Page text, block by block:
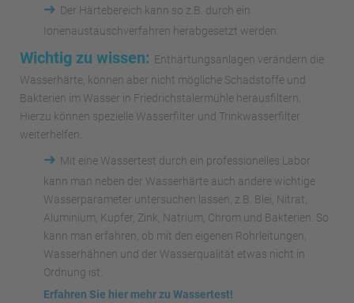
➜ Der Härtebereich kann so z.B. durch ein
Ionenaustauschverfahren herabgesetzt werden.
Wichtig zu wissen: Enthärtungsanlagen verändern die
Wasserhärte, können aber nicht mögliche Schadstoffe und
Bakterien im Wasser in Friedrichstalermühle herausfiltern.
Hierzu können spezielle Wasserfilter und Trinkwasserfilter
weiterhelfen.
➜ Mit eine Wassertest durch ein professionelles Labor
kann man neben der Wasserhärte auch andere wichtige
Wasserparameter untersuchen lassen, z.B. Blei, Nitrat,
Aluminium, Kupfer, Zink, Natrium, Chrom und Bakterien. So
kann man erfahren, ob mit den eigenen Rohrleitungen,
Wasserhähnen und der Wasserqualität etwas nicht in
Ordnung ist.
Erfahren Sie hier mehr zu Wassertest!